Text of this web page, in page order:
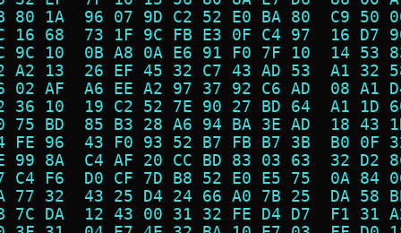
80 1A  96 07 9D C2 52 E0 BA 80  C9
16 68  73 1F 9C FB E3 0F C4 97  16
9C 10  0B A8 0A E6 91 F0 7F 10  14
A2 13  26 EF 45 32 C7 43 AD 53  A1
02 AF  A6 EE A2 97 37 92 C6 AD  08
36 10  19 C2 52 7E 90 27 BD 64  A1
75 BD  85 B3 28 A6 94 BA 3E AD  18
FE 96  43 F0 93 52 B7 FB B7 3B  B0
99 8A  C4 AF 20 CC BD 83 03 63  32
C4 F6  D0 CF 7D B8 52 E0 E5 75  0A
77 32  43 25 D4 24 66 A0 7B 25  DA
7C DA  12 43 00 31 32 FE D4 D7  F1